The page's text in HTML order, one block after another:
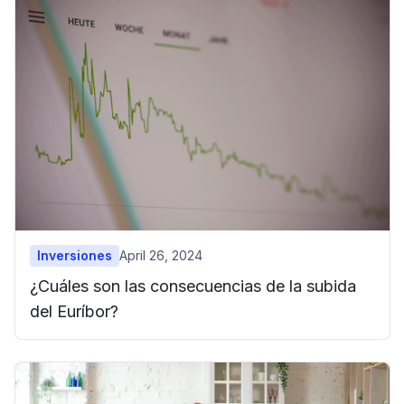
Inversiones April 26, 2024
¿Cuáles son las consecuencias de la subida
del Euríbor?